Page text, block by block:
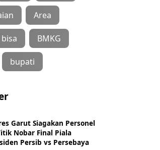
Area
bisa BMKG
bupati
Garut Siagakan Personel
Nobar Final Piala
Persib vs Persebaya